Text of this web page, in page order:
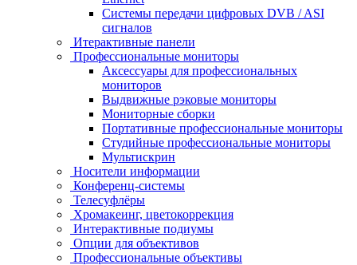
Системы передачи цифровых DVB / ASI
сигналов
Итерактивные панели
Профессиональные мониторы
Аксессуары для профессиональных
мониторов
Выдвижные рэковые мониторы
Мониторные сборки
Портативные профессиональные мониторы
Студийные профессиональные мониторы
Мультискрин
Носители информации
Конференц-системы
Телесуфлёры
Хромакеинг, цветокоррекция
Интерактивные подиумы
Опции для объективов
Профессиональные объективы